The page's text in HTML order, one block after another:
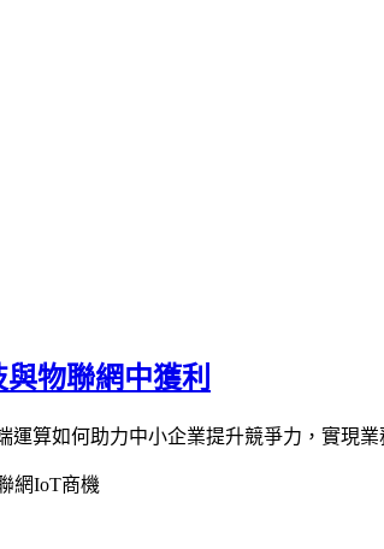
物聯網中獲利
算如何助力中小企業提升競爭力，實現業
網IoT商機